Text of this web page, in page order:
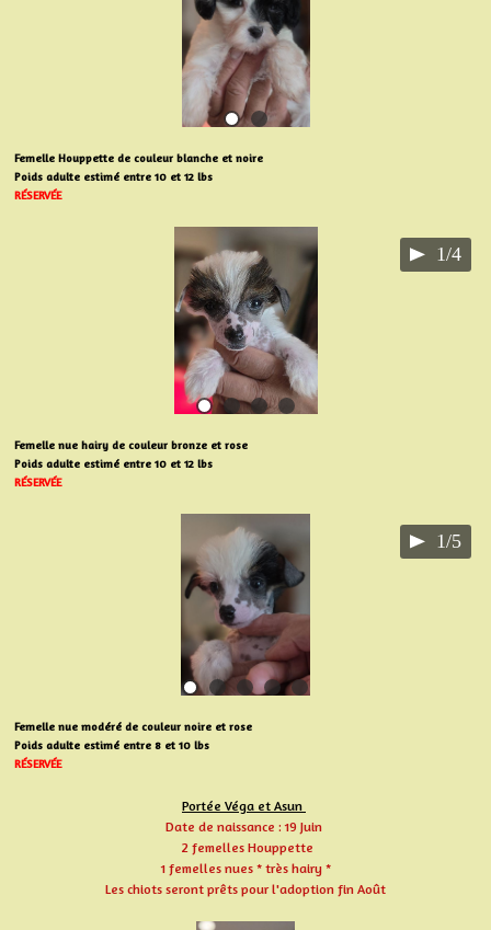
Femelle Houppette de couleur blanche et noire
Poids adulte estimé entre 10 et 12 lbs
RÉSERVÉE
1/4
Femelle nue hairy de couleur bronze et rose
Poids adulte estimé entre 10 et 12 lbs
RÉSERVÉE
1/5
Femelle nue modéré de couleur noire et rose
Poids adulte estimé entre 8 et 10 lbs
RÉSERVÉE
Portée Véga et Asun
Date de naissance : 19 Juin
2 femelles Houppette
1 femelles nues * très hairy *
Les chiots seront prêts pour l'adoption fin Août